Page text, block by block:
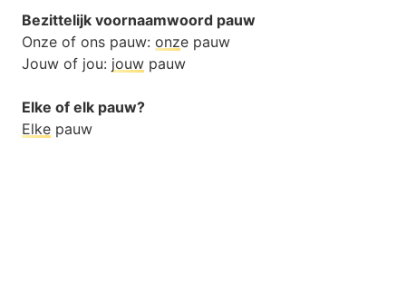
Bezittelijk voornaamwoord pauw
Onze of ons pauw: onze pauw
Jouw of jou: jouw pauw
Elke of elk pauw?
Elke pauw